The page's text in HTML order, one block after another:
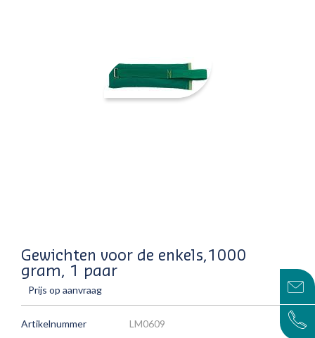
Gewichten voor de enkels,1000
gram, 1 paar
Prijs op aanvraag
Artikelnummer LM0609